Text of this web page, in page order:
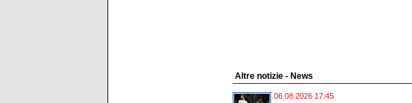
Altre notizie - News
06.08.2026 17:45